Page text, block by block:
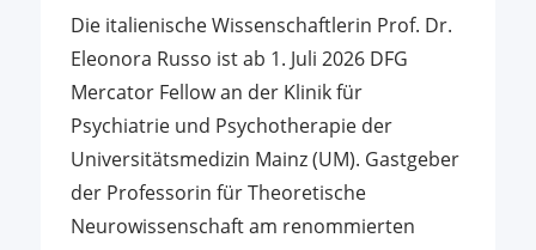
Die italienische Wissenschaftlerin Prof. Dr.
Eleonora Russo ist ab 1. Juli 2026 DFG
Mercator Fellow an der Klinik für
Psychiatrie und Psychotherapie der
Universitätsmedizin Mainz (UM). Gastgeber
der Professorin für Theoretische
Neurowissenschaft am renommierten